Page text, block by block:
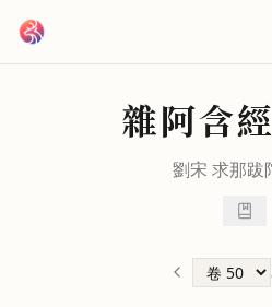
雜阿含經
劉宋 求那跋